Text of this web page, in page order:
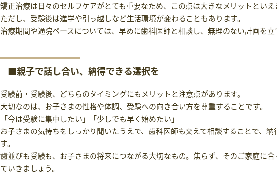
矯正治療は日々のセルフケアがとても重要なため、この点は大きなメリットといえ
ただし、受験後は進学や引っ越しなど生活環境が変わることもあります。
治療期間や通院ペースについては、早めに歯科医師と相談し、無理のない計画を立
■親子で話し合い、納得できる選択を
受験前・受験後、どちらのタイミングにもメリットと注意点があります。
大切なのは、お子さまの性格や体調、受験への向き合い方を尊重することです。
「今は受験に集中したい」「少しでも早く始めたい」
お子さまの気持ちをしっかり聞いたうえで、歯科医師も交えて相談することで、
す。
歯並びも受験も、お子さまの将来につながる大切なもの。焦らず、そのご家庭に
ていきましょう。